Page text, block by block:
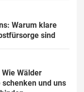
Warum klare
sind
Wälder
und uns